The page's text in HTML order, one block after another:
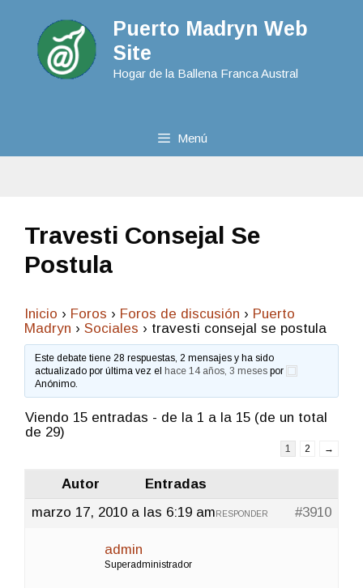
Puerto Madryn Web
Site
Hogar de la Ballena Franca Austral
Menú
Travesti Consejal Se
Postula
Inicio › Foros › Foros de discusión › Puerto
Madryn › Sociales › travesti consejal se postula
Este debate tiene 28 respuestas, 2 mensajes y ha sido
actualizado por última vez elhace 14 años, 3 meses por
Anónimo
Viendo 15 entradas - de la 1 a la 15 (de un total
de 29)
1 2 →
Autor
Entradas
marzo 17, 2010 a las 6:19 am
#3910
RESPONDER
admin
Superadministrador